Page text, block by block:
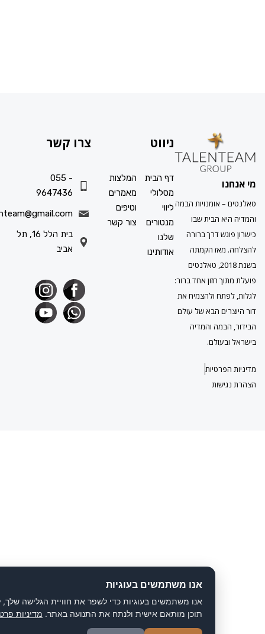
אומנויות הבמה
הבית שבו
דרך ברורה
הקמתה
בשנת 2018, טאלנטים
חזון אחד ברור:
ולהצמיח את
הבא של עולם
והמדיה
ניווט
ליווי
מנטורים
שלנו
אודותינו
המלצות
מאמרים
וטיפים
צור קשר
צרו קשר
055 -
9647436
info.talenteam@gmail.com
בית הלל 16, תל
אנו משתמשים בעוגיות
אנו משתמשים בעוגיות כדי לשפר את חוויית הגלישה שלך, להציג
תוכן מותאם אישית ולנתח את התנועה באתר.מדיניות פרטיות